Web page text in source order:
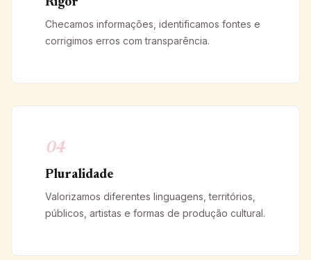
Checamos informações, identificamos fontes e
corrigimos erros com transparência.
04
Pluralidade
Valorizamos diferentes linguagens, territórios,
públicos, artistas e formas de produção cultural.